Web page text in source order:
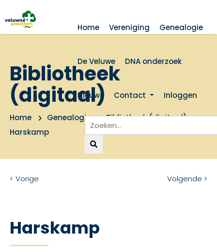
Home Vereniging Genealogie
De Veluwe DNA onderzoek
Nieuws Contact Inloggen
Bibliotheek
(digitaal)
Home Genealogie
Bibliotheek (digitaal)
Harskamp
< Vorige Volgende >
Harskamp